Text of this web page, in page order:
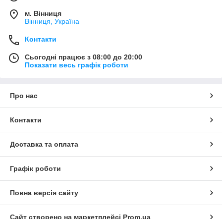
м. Вінниця
Вінниця, Україна
Контакти
Сьогодні працює з 08:00 до 20:00
Показати весь графік роботи
Про нас
Контакти
Доставка та оплата
Графік роботи
Повна версія сайту
Сайт створено на маркетплейсі Prom.ua